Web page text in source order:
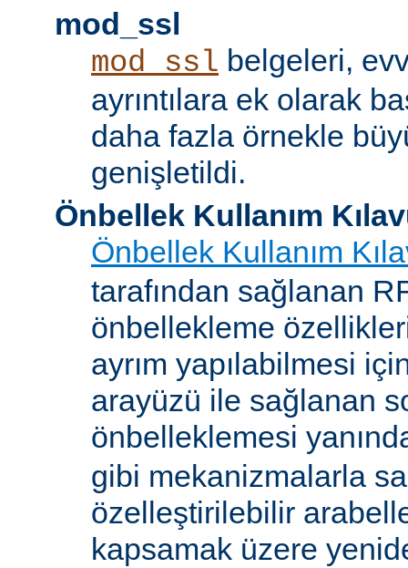
mod_ssl
mod_ssl belgeleri,
ayrıntılara ek olarak
daha fazla örnekle
genişletildi.
Önbellek Kullanım
Önbellek Kullanım
tarafından sağlanan
önbellekleme
ayrım yapılabilmesi
arayüzü ile sağlanan
önbelleklemesi
gibi mekanizmalarla
özelleştirilebilir
kapsamak üzere